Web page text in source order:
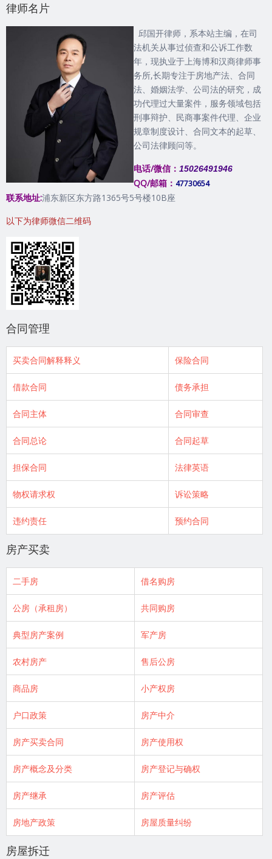
律师名片
邱国开律师，系本站主编，在司
法机关从事过侦查和公诉工作数
年，现执业于上海博和汉商律师事
务所,长期专注于房地产法、合同
法、婚姻法学、公司法的研究，成
功代理过大量案件，服务领域包括
刑事辩护、民商事案件代理、企业
规章制度设计、合同文本的起草、
公司法律顾问等。
电话/微信： 15026491946
QQ/邮箱： 47730654
联系地址:浦东新区东方路1365号5号楼10B座
以下为律师微信二维码
合同管理
买卖合同解释释义 保险合同
借款合同 债务承担
合同主体 合同审查
合同总论 合同起草
担保合同 法律英语
物权请求权 诉讼策略
违约责任 预约合同
房产买卖
二手房 借名购房
公房（承租房） 共同购房
典型房产案例 军产房
农村房产 售后公房
商品房 小产权房
户口政策 房产中介
房产买卖合同 房产使用权
房产概念及分类 房产登记与确权
房产继承 房产评估
房地产政策 房屋质量纠纷
房屋拆迁